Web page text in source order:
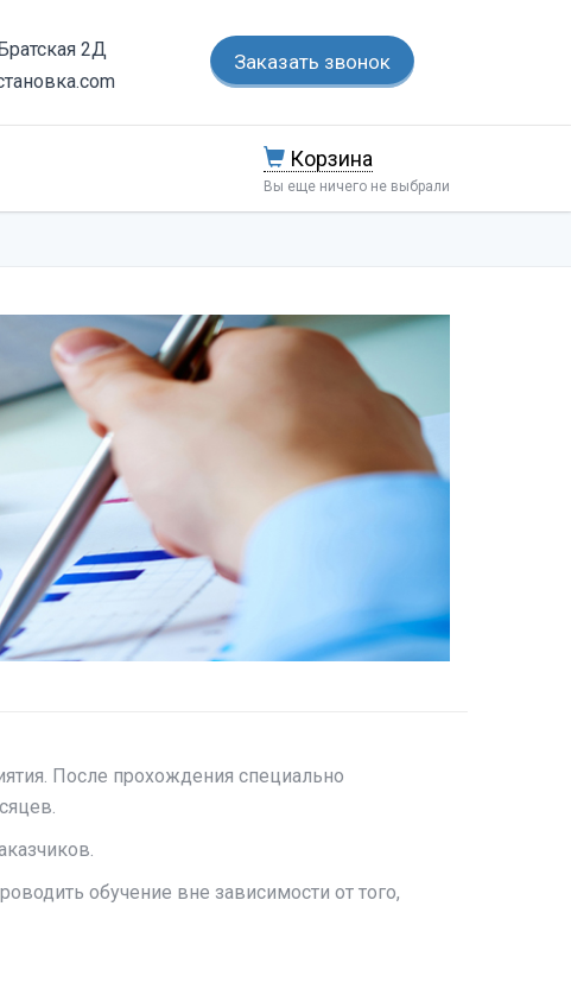
2Д
Заказать звонок
Корзина
Вы еще ничего не выбрали
После прохождения специально
обучение вне зависимости от того,